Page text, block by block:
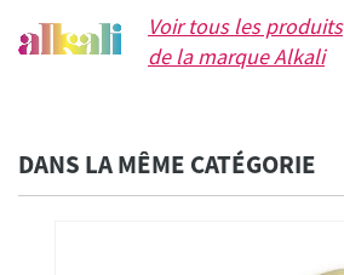
Voir tous les produits
de la marqueAlkali
DANS LA MÊME CATÉGORIE